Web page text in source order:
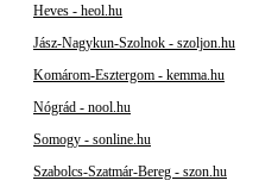
Heves - heol.hu
Jász-Nagykun-Szolnok - szoljon.hu
Komárom-Esztergom - kemma.hu
Nógrád - nool.hu
Somogy - sonline.hu
Szabolcs-Szatmár-Bereg - szon.hu